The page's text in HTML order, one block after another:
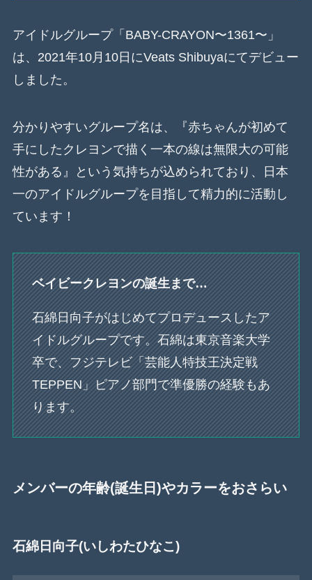
アイドルグループ「BABY-CRAYON〜1361〜」
は、2021年10月10日にVeats Shibuyaにてデビュー
しました。
分かりやすいグループ名は、『赤ちゃんが初めて
手にしたクレヨンで描く一本の線は無限大の可能
性がある』という気持ちが込められており、日本
一のアイドルグループを目指して精力的に活動し
ています！
ベイビークレヨンの誕生まで…
石綿日向子がはじめてプロデュースしたア
イドルグループです。石綿は東京音楽大学
卒で、フジテレビ「芸能人特技王決定戦
TEPPEN」ピアノ部門で準優勝の経験もあ
ります。
メンバーの年齢(誕生日)やカラーをおさらい
石綿日向子(いしわたひなこ)